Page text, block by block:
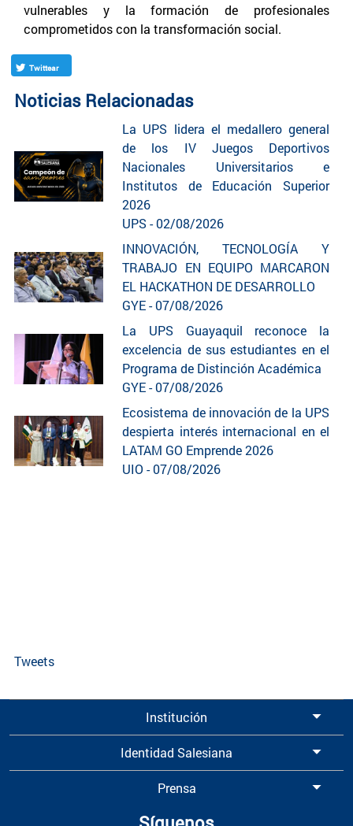
vulnerables y la formación de profesionales
comprometidos con la transformación social.
Twittear
Noticias Relacionadas
La UPS lidera el medallero general
de los IV Juegos Deportivos
Nacionales Universitarios e
Institutos de Educación Superior
2026
UPS - 02/08/2026
INNOVACIÓN, TECNOLOGÍA Y
TRABAJO EN EQUIPO MARCARON
EL HACKATHON DE DESARROLLO
GYE - 07/08/2026
La UPS Guayaquil reconoce la
excelencia de sus estudiantes en el
Programa de Distinción Académica
GYE - 07/08/2026
Ecosistema de innovación de la UPS
despierta interés internacional en el
LATAM GO Emprende 2026
UIO - 07/08/2026
Tweets
Institución
Identidad Salesiana
Prensa